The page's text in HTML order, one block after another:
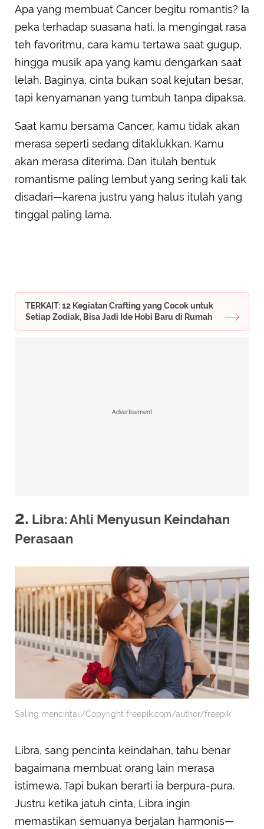
Apa yang membuat Cancer begitu romantis? Ia
peka terhadap suasana hati. Ia mengingat rasa
teh favoritmu, cara kamu tertawa saat gugup,
hingga musik apa yang kamu dengarkan saat
lelah. Baginya, cinta bukan soal kejutan besar,
tapi kenyamanan yang tumbuh tanpa dipaksa.
Saat kamu bersama Cancer, kamu tidak akan
merasa seperti sedang ditaklukkan. Kamu
akan merasa diterima. Dan itulah bentuk
romantisme paling lembut yang sering kali tak
disadari—karena justru yang halus itulah yang
tinggal paling lama.
TERKAIT: 12 Kegiatan Crafting yang Cocok untuk
Setiap Zodiak, Bisa Jadi Ide Hobi Baru di Rumah
Advertisement
2. Libra: Ahli Menyusun Keindahan
Perasaan
Saling mencintai./Copyright freepik.com/author/freepik
Libra, sang pencinta keindahan, tahu benar
bagaimana membuat orang lain merasa
istimewa. Tapi bukan berarti ia berpura-pura.
Justru ketika jatuh cinta, Libra ingin
memastikan semuanya berjalan harmonis—